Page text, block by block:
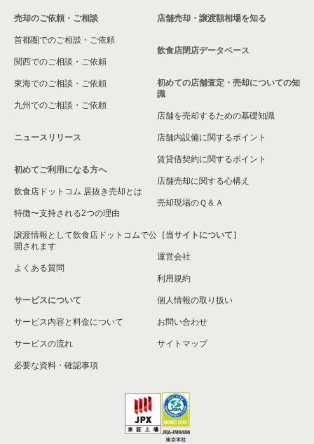
東松山市の飲食店の居抜き売却物件の案件一覧
さいたま市北区の飲食店の居抜き売却物件の案件一覧
さいたま市見沼区の飲食店の居抜き売却物件の案件一覧
春日部市の飲食店の居抜き売却物件の案件一覧
さいたま市岩槻区の飲食店の居抜き売却物件の案件一覧
狭山市の飲食店の居抜き売却物件の案件一覧
さいたま市中央区の飲食店の居抜き売却物件の案件一覧
さいたま市桜区の飲食店の居抜き売却物件の案件一覧
加須市の飲食店の居抜き売却物件の案件一覧
入間郡の飲食店の居抜き売却物件の案件一覧
売却のご依頼・ご相談
首都圏でのご相談・ご依頼
関西でのご相談・ご依頼
東海でのご相談・ご依頼
九州でのご相談・ご依頼
ニュースリリース
初めてご利用になる方へ
飲食店ドットコム 居抜き売却とは
特徴〜支持される2つの理由
譲渡情報として飲食店ドットコムで公
開されます
よくある質問
サービスについて
サービス内容と料金について
サービスの流れ
必要な資料・確認事項
店舗売却・譲渡額相場を知る
飲食店閉店データベース
初めての店舗査定・売却についての知
識
店舗を売却するための基礎知識
店舗内設備に関するポイント
賃貸借契約に関するポイント
店舗売却に関する心構え
売却現場のＱ＆Ａ
［当サイトについて］
運営会社
利用規約
個人情報の取り扱い
お問い合わせ
サイトマップ